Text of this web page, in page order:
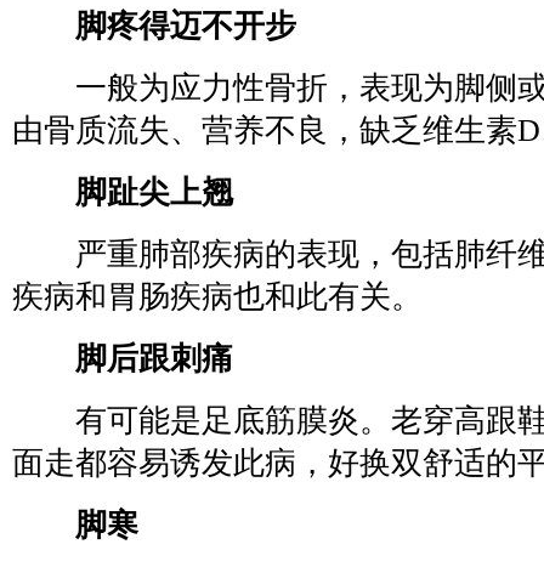
脚疼得迈不开步
一般为应力性骨折，表现为脚侧
由骨质流失、营养不良，缺乏维生素
脚趾尖上翘
严重肺部疾病的表现，包括肺纤
疾病和胃肠疾病也和此有关。
脚后跟刺痛
有可能是足底筋膜炎。老穿高跟
面走都容易诱发此病，好换双舒适的
脚寒